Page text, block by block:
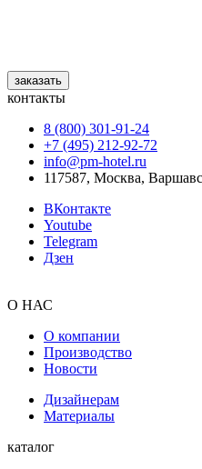
заказать
контакты
8 (800) 301‑91‑24
+7 (495) 212‑92‑72
info@pm-hotel.ru
117587, Москва,
ВКонтакте
Youtube
Telegram
Дзен
О НАС
О компании
Производство
Новости
Дизайнерам
Материалы
каталог